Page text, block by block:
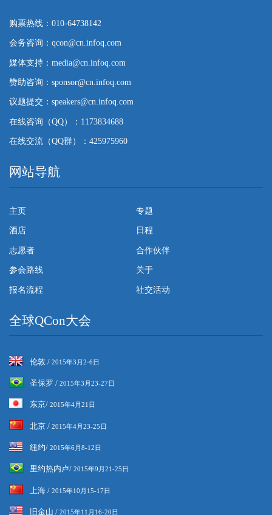
购票热线：010-64738142
会务咨询：qcon@cn.infoq.com
媒体支持：media@cn.infoq.com
赞助咨询：sponsor@cn.infoq.com
议题提交：speakers@cn.infoq.com
在线咨询（QQ）：1173834688
在线交流（QQ群）：425975960
网站导航
主页 专题
酒店 日程
志愿者 合作伙伴
参会路线 关于
报名流程 社交活动
全球QCon大会
伦敦 / 2015年3月2-6日
圣保罗 / 2015年3月23-27日
东京/ 2015年4月21日
北京 / 2015年4月23-25日
纽约/ 2015年6月8-12日
里约热内卢/ 2015年9月21-25日
上海 / 2015年10月15-17日
旧金山 / 2015年11月16-20日